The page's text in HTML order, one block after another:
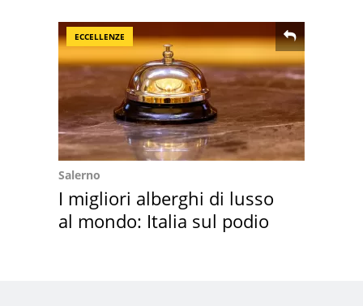
ECCELLENZE
Salerno
I migliori alberghi di lusso
al mondo: Italia sul podio